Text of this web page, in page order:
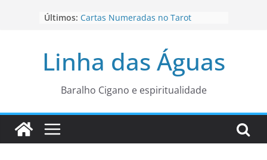
Últimos: Cartas Numeradas no Tarot
para está fase
Os Naipes no Tarot
Cartas da Corte no Tarot
Linha das Águas
Baralho Cigano e espiritualidade